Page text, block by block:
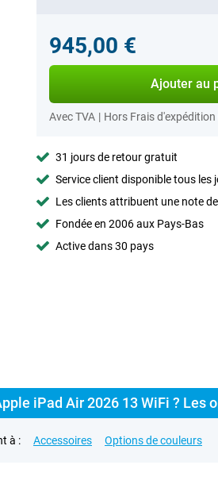
945,00 €
Ajouter au
Avec TVA | Hors Frais d'expédition
31 jours de retour gratuit
Service client disponible tous les
Les clients attribuent une note
Fondée en 2006 aux Pays-Bas
Active dans 30 pays
iPad Air 2026 13 WiFi ? Les
à : Accessoires Options de couleurs